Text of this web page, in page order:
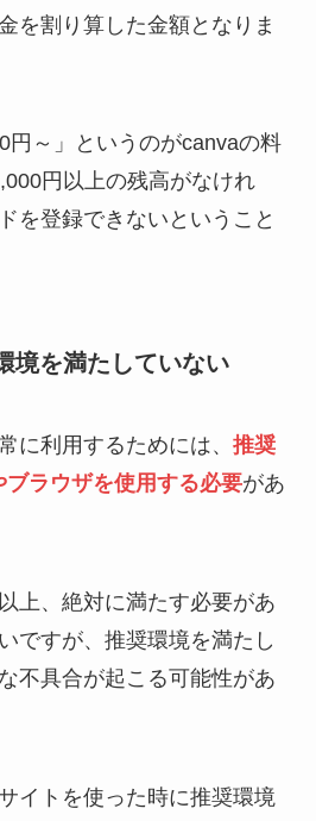
を割り算した金額となりま
円～」というのがcanvaの料
円以上の残高がなけれ
を登録できないということ
境を満たしていない
に利用するためには、 推奨
ラウザを使用する必要があ
上、絶対に満たす必要があ
ですが、推奨環境を満たし
不具合が起こる可能性があ
イトを使った時に推奨環境